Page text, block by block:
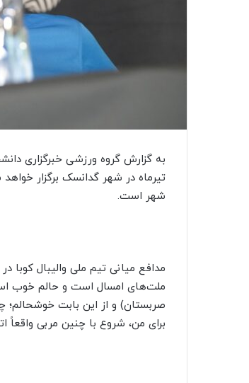
تیرماه در شهر گدانسک برگزار
شهر است.
مدافع میانی تیم ملی والیبال
ملت‌های امسال است و حالم خوب
صربستان) و از این بابت خوشحالم؛
برای من، شروع با چنین مربی واقعاً